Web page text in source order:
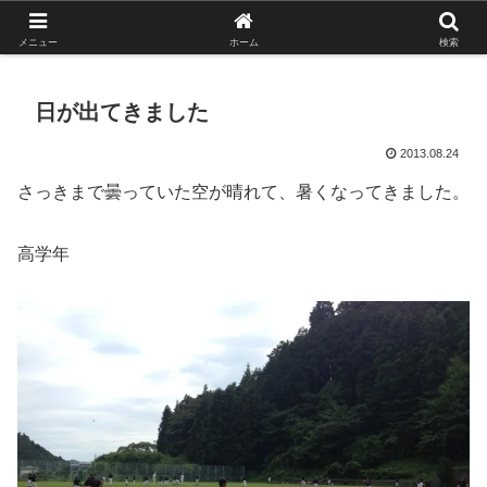
がんばれ！フルスイング！境南ブレーブス！
日が出てきました
2013.08.24
さっきまで曇っていた空が晴れて、暑くなってきました。
高学年
メニュー ホーム 検索